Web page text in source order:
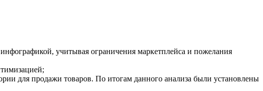
учитывая ограничения маркетплейса и пожелания
для продажи товаров. По итогам данного анализа были установлены